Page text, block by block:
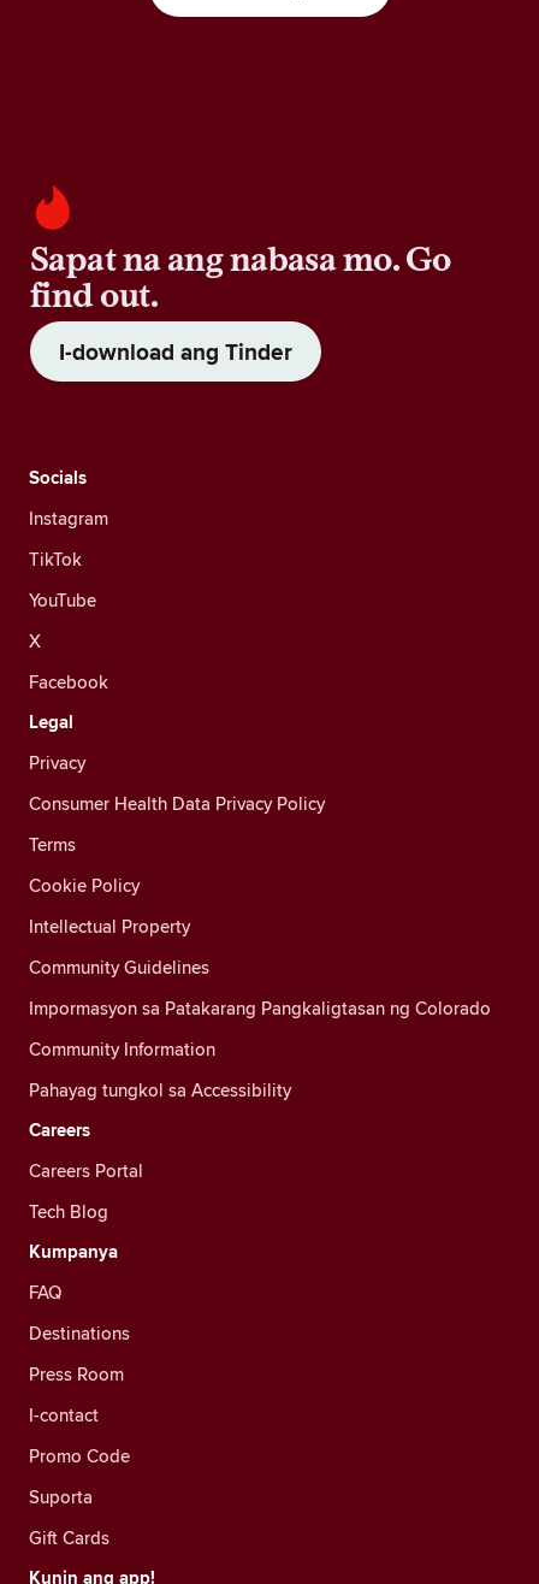
Sapat na ang nabasa mo. Go
find out.
I-download ang Tinder
Socials
Instagram
TikTok
YouTube
X
Facebook
Legal
Privacy
Consumer Health Data Privacy Policy
Terms
Cookie Policy
Intellectual Property
Community Guidelines
Impormasyon sa Patakarang Pangkaligtasan ng Colorado
Community Information
Pahayag tungkol sa Accessibility
Careers
Careers Portal
Tech Blog
Kumpanya
FAQ
Destinations
Press Room
I-contact
Promo Code
Suporta
Gift Cards
Kunin ang app!